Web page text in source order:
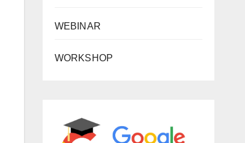
WEBINAR
WORKSHOP